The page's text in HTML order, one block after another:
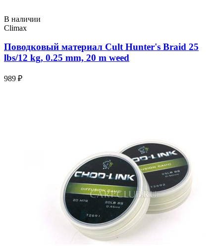
В наличии
Climax
Поводковый материал Cult Hunter's Braid 25
lbs/12 kg, 0.25 mm, 20 m weed
989 ₽